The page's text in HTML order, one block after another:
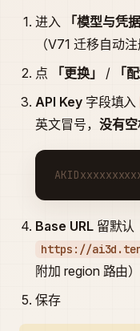
进入 「模型与凭据
（V71 迁移自动注
点
「更换」 /
「
API Key字段填入
英文冒号， 没有
Base URL留默认
https://
附加 region 路由）
保存